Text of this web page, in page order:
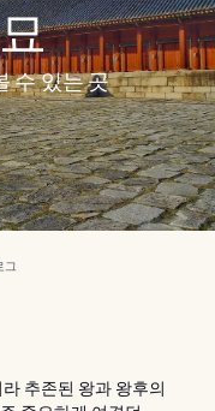
수 있는 곳
그
추존된 왕과 왕후의